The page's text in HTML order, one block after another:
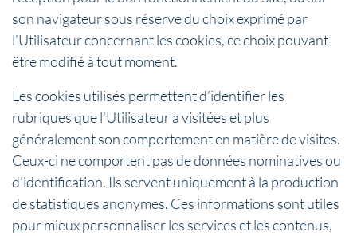
son navigateur sous réserve du choix exprimé par
l’Utilisateur concernant les cookies, ce choix pouvant
être modifié à tout moment.
Les cookies utilisés permettent d’identifier les
rubriques que l’Utilisateur a visitées et plus
généralement son comportement en matière de visites.
Ceux-ci ne comportent pas de données nominatives ou
d’identification. Ils servent uniquement à la production
de statistiques anonymes. Ces informations sont utiles
pour mieux personnaliser les services et les contenus,